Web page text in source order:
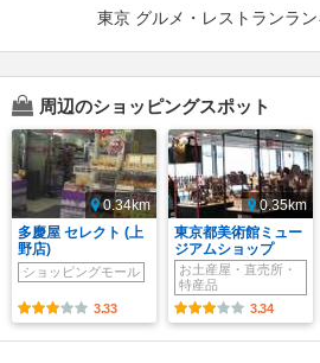
東京 グルメ・レストランラ
周辺のショッピングスポット
0.34km
多慶屋 セレクト (上
野店)
ショッピングモール
3.33
0.35km
東京都美術館ミュー
ジアムショップ
お土産屋・直売所・
特産品
3.34